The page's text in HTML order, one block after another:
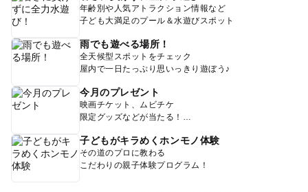
年齢別や人気アトラクション情報など
子ども大満足のプール＆水遊びスポット
雨でも遊べる場所！
全天候型スポットをチェック
屋内で一日たっぷり思いっきり遊ぼう♪
今月のプレゼント
映画チケット、ムビチケ
限定グッズなどが当たる！
子どもがキラめくホンモノ体験
その道のプロに教わる
こだわりの親子体験プログラム！